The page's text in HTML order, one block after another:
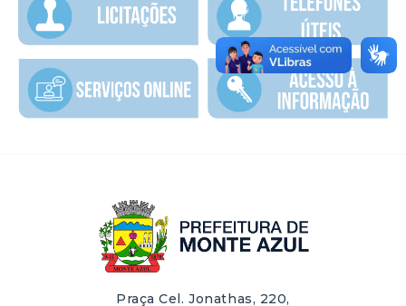
Praça Cel. Jonathas, 220,